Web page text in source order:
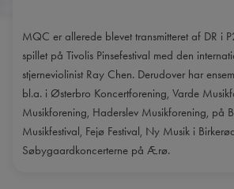
MQC er allerede blevet transmitteret af DR i
spillet på Tivolis Pinsefestival med den
stjerneviolinist Ray Chen. Derudover har
bl.a. i Østerbro Koncertforening, Varde
Musikforening, Haderslev Musikforening, på
Musikfestival, Fejø Festival, Ny Musik i
Søbygaardkoncerterne på Ærø.